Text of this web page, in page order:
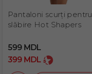
Pantaloni scurţi pentru
slăbire Hot Shapers
599 MDL
399 MDL